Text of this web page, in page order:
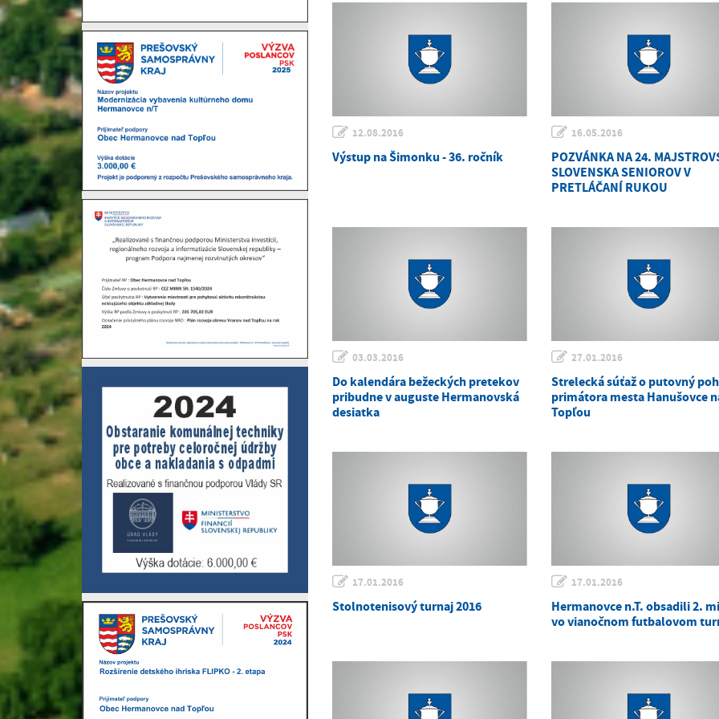
12.08.2016
Výstup na Šimonku - 36. ročník
16.05.2016
POZVÁNKA NA 24.
SLOVENSKA SENIOROV V
PRETLÁČANÍ RUKOU
03.03.2016
Do kalendára bežeckých pretekov
pribudne v auguste Hermanovská
desiatka
27.01.2016
Strelecká súťaž o putovný
primátora mesta Hanušovce
Topľou
17.01.2016
Stolnotenisový turnaj 2016
17.01.2016
Hermanovce n.T. obsadili 2.
vo vianočnom futbalovom